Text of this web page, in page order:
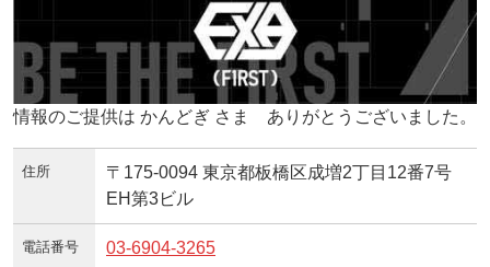
情報のご提供は かんどぎ さま ありがとうございました。
住所
〒175-0094 東京都板橋区成増2丁目12番7号
EH第3ビル
電話番号 03-6904-3265